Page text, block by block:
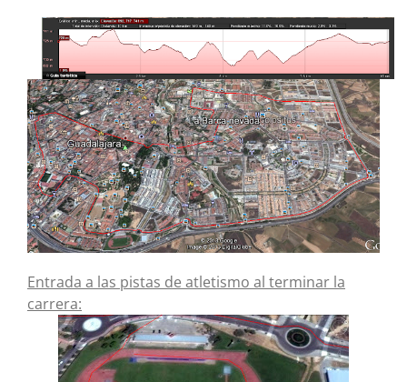
Entrada a las pistas de atletismo al terminar la
carrera: